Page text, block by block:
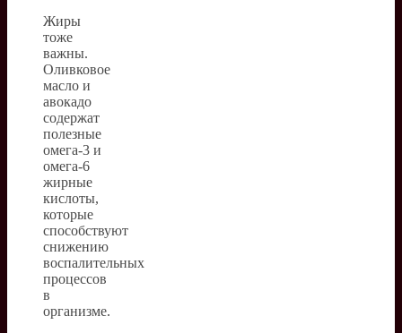
Жиры
тоже
важны.
Оливковое
масло и
авокадо
содержат
полезные
омега-3 и
омега-6
жирные
кислоты,
которые
способствуют
снижению
воспалительных
процессов
в
организме.